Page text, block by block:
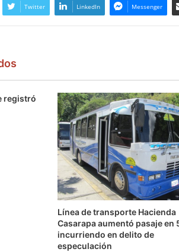
Twitter LinkedIn Messenger
registró
Línea de transporte Hacienda
Casarapa aumentó pasaje en
incurriendo en delito de
especulación